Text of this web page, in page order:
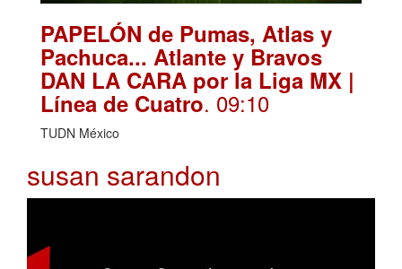
PAPELÓN de Pumas, Atlas y
Pachuca... Atlante y Bravos
DAN LA CARA por la Liga MX |
Línea de Cuatro. 09:10
TUDN México
susan sarandon